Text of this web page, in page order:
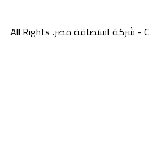
Copyright © 2026 EgyHosting - شركة استضافة مصر. All Rights